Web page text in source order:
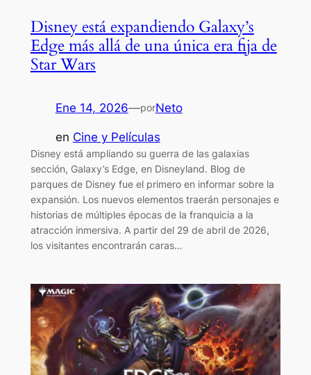
Disney está expandiendo Galaxy’s
Edge más allá de una única era fija de
Star Wars
Ene 14, 2026—porNeto
en Cine y Películas
Disney está ampliando su guerra de las galaxias
sección, Galaxy’s Edge, en Disneyland. Blog de
parques de Disney fue el primero en informar sobre la
expansión. Los nuevos elementos traerán personajes e
historias de múltiples épocas de la franquicia a la
atracción inmersiva. A partir del 29 de abril de 2026,
los visitantes encontrarán caras…